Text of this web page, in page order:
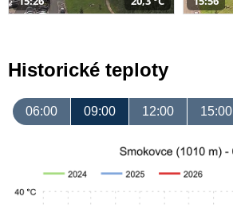
Historické teploty
06:00 09:00 12:00 15:00